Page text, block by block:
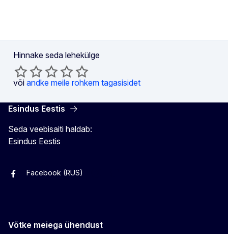
Hinnake seda lehekülge
või andke meile rohkem tagasisidet
Esindus Eestis
Seda veebisaiti haldab:
Esindus Eestis
Facebook (EST)
Facebook (RUS)
Võtke meiega ühendust